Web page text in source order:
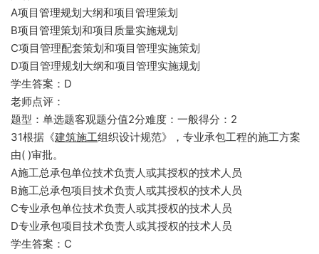
A项目管理规划大纲和项目管理策划
B项目管理策划和项目质量实施规划
C项目管理配套策划和项目管理实施策划
D项目管理规划大纲和项目管理实施规划
学生答案：D
老师点评：
题型：单选题客观题分值2分难度：一般得分：2
31根据《建筑施工组织设计规范》，专业承包工程的施工方案
由( )审批。
A施工总承包单位技术负责人或其授权的技术人员
B施工总承包项目技术负责人或其授权的技术人员
C专业承包单位技术负责人或其授权的技术人员
D专业承包项目技术负责人或其授权的技术人员
学生答案：C